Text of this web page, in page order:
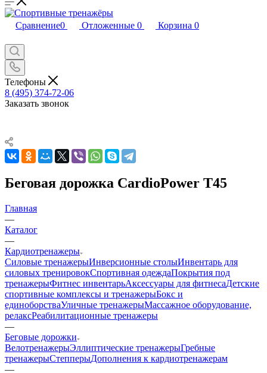
Сравнение0 Отложенные 0 Корзина 0
Телефоны
8 (495) 374-72-06
Заказать звонок
Беговая дорожка CardioPower T45
Главная
—
Каталог
—
Кардиотренажеры
Силовые тренажерыИнверсионные столыИнвентарь для
силовых тренировокСпортивная одеждаПокрытия под
тренажерыФитнес инвентарьАксессуары для фитнесаДетские
спортивные комплексы и тренажерыБокс и
единоборстваУличные тренажерыМассажное оборудование,
релаксРеабилитационные тренажеры
—
Беговые дорожки
ВелотренажерыЭллиптические тренажерыГребные
тренажерыСтепперыДополнения к кардиотренажерам
—